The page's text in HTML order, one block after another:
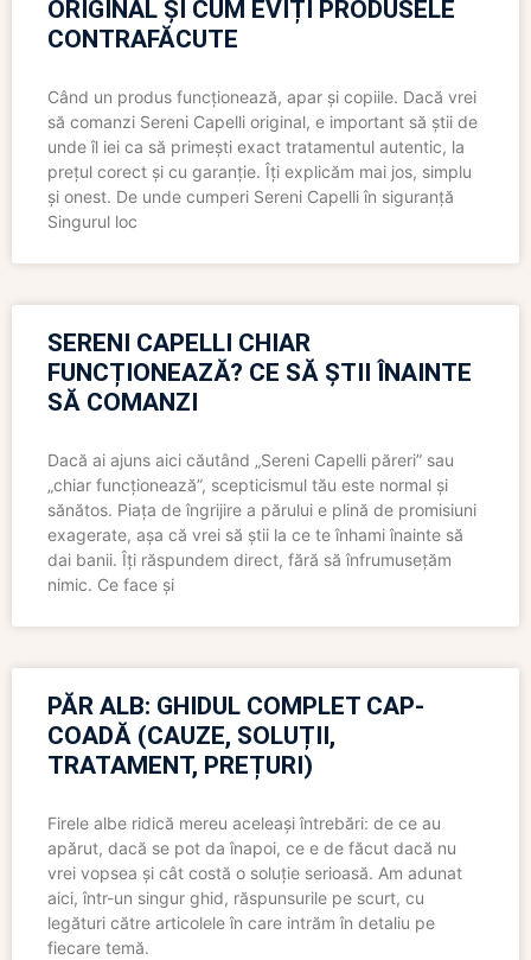
ORIGINAL ȘI CUM EVIȚI PRODUSELE
CONTRAFĂCUTE
Când un produs funcționează, apar și copiile. Dacă vrei
să comanzi Sereni Capelli original, e important să știi de
unde îl iei ca să primești exact tratamentul autentic, la
prețul corect și cu garanție. Îți explicăm mai jos, simplu
și onest. De unde cumperi Sereni Capelli în siguranță
Singurul loc
SERENI CAPELLI CHIAR
FUNCȚIONEAZĂ? CE SĂ ȘTII ÎNAINTE
SĂ COMANZI
Dacă ai ajuns aici căutând „Sereni Capelli păreri” sau
„chiar funcționează”, scepticismul tău este normal și
sănătos. Piața de îngrijire a părului e plină de promisiuni
exagerate, așa că vrei să știi la ce te înhami înainte să
dai banii. Îți răspundem direct, fără să înfrumusețăm
nimic. Ce face și
PĂR ALB: GHIDUL COMPLET CAP-
COADĂ (CAUZE, SOLUȚII,
TRATAMENT, PREȚURI)
Firele albe ridică mereu aceleași întrebări: de ce au
apărut, dacă se pot da înapoi, ce e de făcut dacă nu
vrei vopsea și cât costă o soluție serioasă. Am adunat
aici, într-un singur ghid, răspunsurile pe scurt, cu
legături către articolele în care intrăm în detaliu pe
fiecare temă.